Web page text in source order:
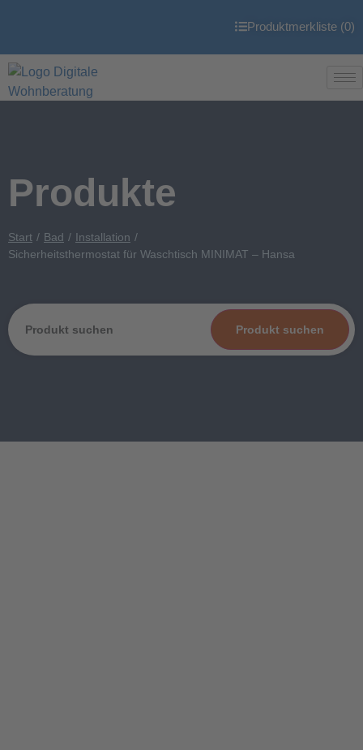
Produktmerkliste (0)
Produkte
Start Bad
Installation
Sicherheitsthermostat für Waschtisch MINIMAT – Hansa
Produkt suchen